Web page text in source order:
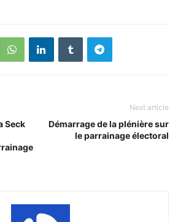
Seck
Next article
Démarrage de la plénière sur
le parrainage électoral